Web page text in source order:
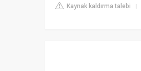
Kaynak kaldırma talebi |